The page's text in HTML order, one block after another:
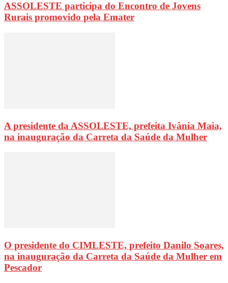
ASSOLESTE participa do Encontro de Jovens
Rurais promovido pela Emater
A presidente da ASSOLESTE, prefeita Ivânia Maia,
na inauguração da Carreta da Saúde da Mulher
O presidente do CIMLESTE, prefeito Danilo Soares,
na inauguração da Carreta da Saúde da Mulher em
Pescador